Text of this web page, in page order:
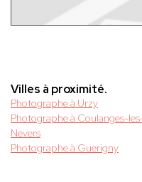
Villes à proximité.
Photographe à Urzy
Photographe à Coulanges-
Nevers
Photographe à Guerigny